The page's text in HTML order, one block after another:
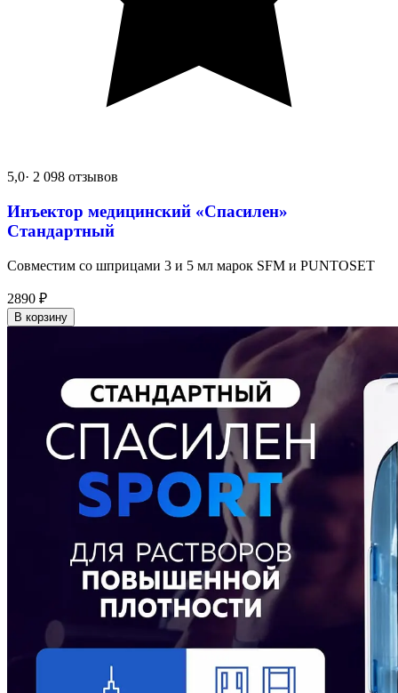
5,0· 2 098 отзывов
Инъектор медицинский «Спасилен»
Стандартный
Совместим со шприцами 3 и 5 мл марок SFM и PUNTOSET
2890 ₽
В корзину